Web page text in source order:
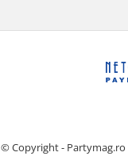
© Copyright - Partymag.ro